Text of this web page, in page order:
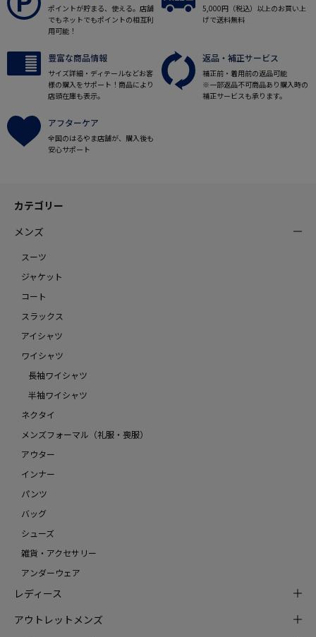
ポイントが貯まる、使える。店舗
でもネットでもポイントの相互利
用可能！
5,000円（税込）以上のお買い上
げで送料無料
豊富な商品情報
サイズ詳細・ディテールなどお客
様の購入をサポート！商品により
店頭在庫も表示。
返品・補正サービス
補正前・着用前の返品可能
※一部返品不可商品あり購入時の
補正サービスも承ります。
アフターケア
全国のはるやま店舗が、購入後も
安心サポート
カテゴリー
メンズ
スーツ
ジャケット
コート
スラックス
アイシャツ
ワイシャツ
長袖ワイシャツ
半袖ワイシャツ
ネクタイ
メンズフォーマル（礼服・喪服）
アウター
インナー
パンツ
バッグ
シューズ
雑貨・アクセサリー
アンダーウェア
レディース
アウトレットメンズ